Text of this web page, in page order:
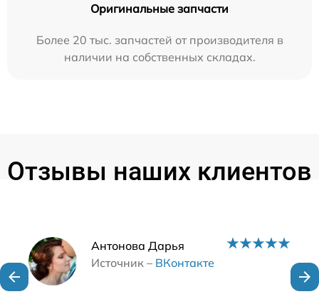
Оригинальные запчасти
Более 20 тыс. запчастей от производителя в
наличии на собственных складах.
Отзывы наших клиентов
Антонова Дарья
Источник – ВКонтакте
Наши мастера